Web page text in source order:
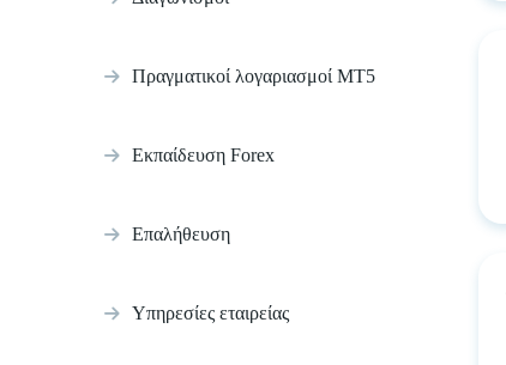
Πραγματικοί λογαριασμοί MT5
Εκπαίδευση Forex
Επαλήθευση
Υπηρεσίες εταιρείας